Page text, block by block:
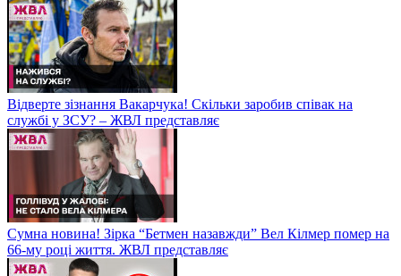
Відверте зізнання Вакарчука! Скільки заробив співак на
службі у ЗСУ? – ЖВЛ представляє
Сумна новина! Зірка “Бетмен назавжди” Вел Кілмер помер на
66-му році життя. ЖВЛ представляє